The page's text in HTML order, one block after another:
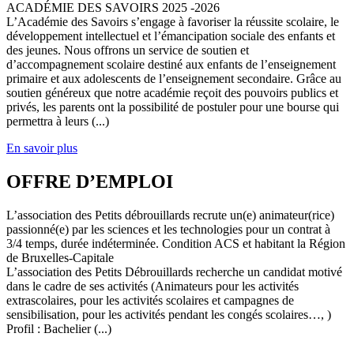
ACADÉMIE DES SAVOIRS 2025 -2026
L’Académie des Savoirs s’engage à favoriser la réussite scolaire, le
développement intellectuel et l’émancipation sociale des enfants et
des jeunes. Nous offrons un service de soutien et
d’accompagnement scolaire destiné aux enfants de l’enseignement
primaire et aux adolescents de l’enseignement secondaire. Grâce au
soutien généreux que notre académie reçoit des pouvoirs publics et
privés, les parents ont la possibilité de postuler pour une bourse qui
permettra à leurs (...)
En savoir plus
OFFRE D’EMPLOI
L’association des Petits débrouillards recrute un(e) animateur(rice)
passionné(e) par les sciences et les technologies pour un contrat à
3/4 temps, durée indéterminée. Condition ACS et habitant la Région
de Bruxelles-Capitale
L’association des Petits Débrouillards recherche un candidat motivé
dans le cadre de ses activités (Animateurs pour les activités
extrascolaires, pour les activités scolaires et campagnes de
sensibilisation, pour les activités pendant les congés scolaires…, )
Profil : Bachelier (...)